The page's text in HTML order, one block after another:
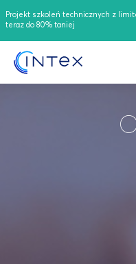
Projekt szkoleń technicznych z
teraz do 80% taniej